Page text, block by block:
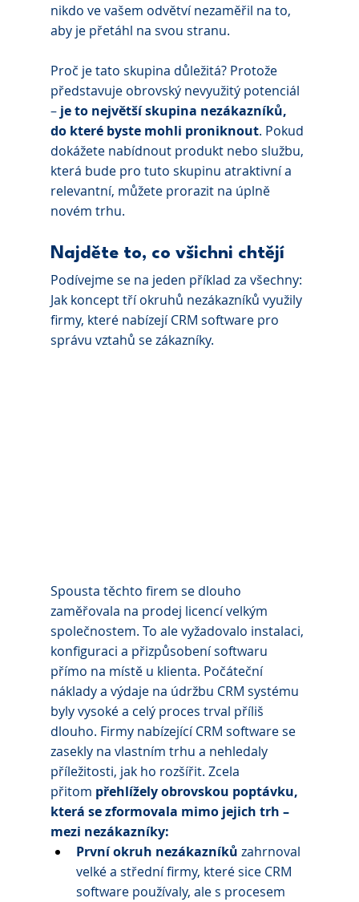
nikdo ve vašem odvětví nezaměřil na to,
aby je přetáhl na svou stranu.
Proč je tato skupina důležitá? Protože
představuje obrovský nevyužitý potenciál
– je to největší skupina nezákazníků,
do které byste mohli proniknout. Pokud
dokážete nabídnout produkt nebo službu,
která bude pro tuto skupinu atraktivní a
relevantní, můžete prorazit na úplně
novém trhu.
Najděte to, co všichni chtějí
Podívejme se na jeden příklad za všechny:
Jak koncept tří okruhů nezákazníků využily
firmy, které nabízejí CRM software pro
správu vztahů se zákazníky.
Spousta těchto firem se dlouho
zaměřovala na prodej licencí velkým
společnostem. To ale vyžadovalo instalaci,
konfiguraci a přizpůsobení softwaru
přímo na místě u klienta. Počáteční
náklady a výdaje na údržbu CRM systému
byly vysoké a celý proces trval příliš
dlouho. Firmy nabízející CRM software se
zasekly na vlastním trhu a nehledaly
příležitosti, jak ho rozšířit. Zcela
přitom přehlížely obrovskou poptávku,
která se zformovala mimo jejich trh –
mezi nezákazníky:
První okruh nezákazníků zahrnoval
velké a střední firmy, které sice CRM
software používaly, ale s procesem